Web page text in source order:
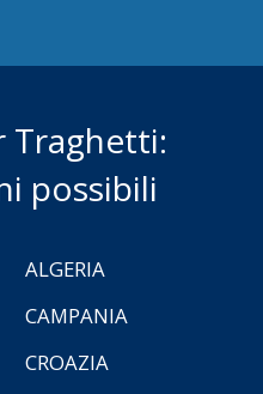
Traghetti:
possibili
ALGERIA
CAMPANIA
CROAZIA